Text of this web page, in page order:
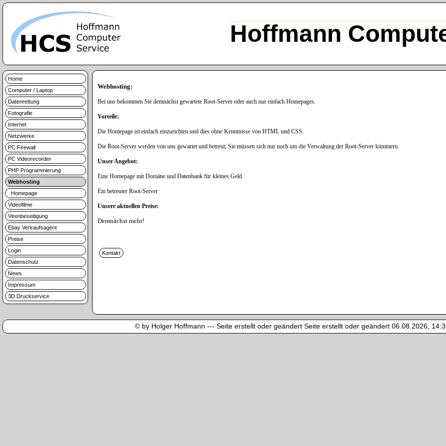
Hoffmann
Home
Computer / Laptop
Datenrettung
Fotografie
Internet
Netzwerke
PC Firewall
PC Videorecorder
PHP Programmierung
Webhosting
Homepage
Videofilme
Virenbeseitigung
Ebay Verkaufsagent
Preise
Login
Datenschutz
News
Impressum
3D Druckservice
Webhosting:
Bei uns bekommen Sie demnächst gewartete Root-Server oder auch nur einfach Homepages.
Vorteile:
Die Homepage ist einfach einzurichten und dies ohne Kenntnisse von HTML und CSS.
Die Root-Server werden von uns gewartet und betreut, Sie müssen sich nur noch um die Verwaltung der Root-Server kümmern.
Unser Angebot:
Eine Homepage mit Domäne und Datenbank für kleines Geld.
Ein betreuter Root-Server
Unsere aktuellen Preise:
Demnächst mehr!
© by Holger Hoffmann --- Seite erstellt oder geändert Seite erstellt oder geändert 06.08.2026,